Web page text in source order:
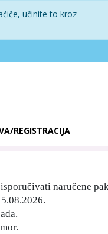
učinite to kroz
REGISTRACIJA
naručene